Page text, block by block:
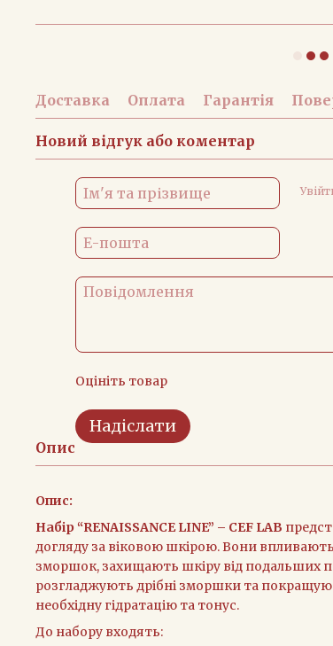
Доставка Оплата Гарантія
Новий відгук або коментар
Оцініть товар
Надіслати
Опис
Опис:
Набір “RENAISSANCE LINE” – CEF LAB
догляду за віковою шкірою. Вони
зморшок, захищають шкіру від
розгладжують дрібні зморшки та
необхідну гідратацію та тонус.
До набору входять: